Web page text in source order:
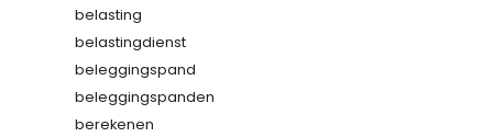
belasting
belastingdienst
beleggingspand
beleggingspanden
berekenen